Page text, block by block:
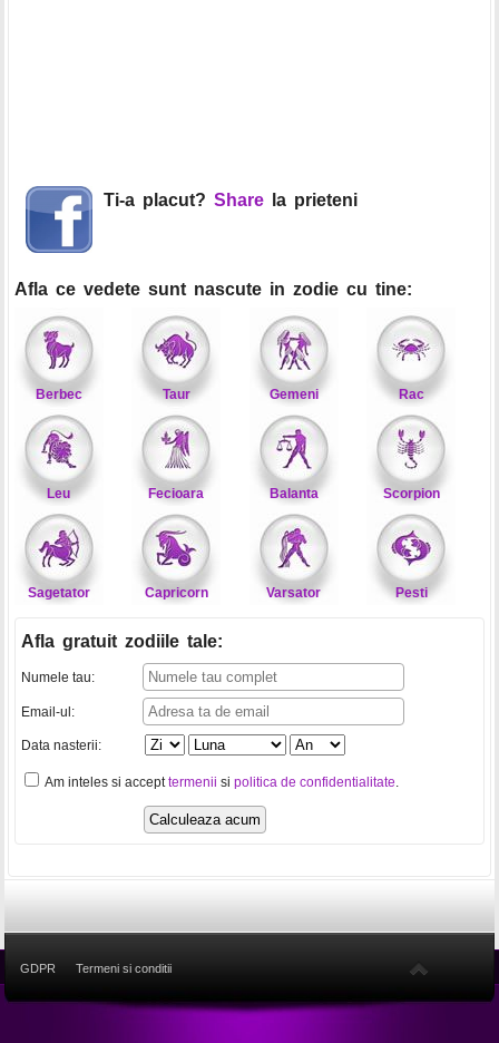
Ti-a placut? Share la prieteni
Afla ce vedete sunt nascute in zodie cu tine:
Berbec Taur Gemeni Rac
Leu Fecioara Balanta Scorpion
Sagetator Capricorn Varsator Pesti
Afla gratuit zodiile tale:
Numele tau:
Email-ul:
Data nasterii:
Am inteles si accepttermenii si politica de confidentialitate.
GDPR Termeni si conditii